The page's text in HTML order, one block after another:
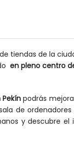
tiendas de la
en pleno centro
podrás
de
y descubre el